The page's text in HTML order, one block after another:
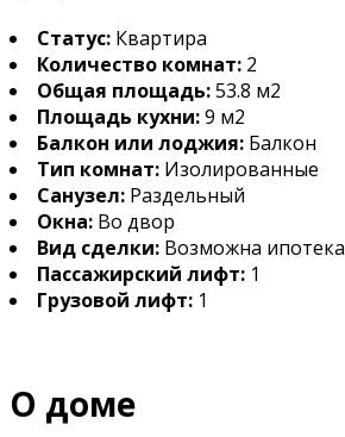
Статус: Квартира
Количество комнат: 2
Общая площадь:53.8 м2
Площадь кухни:9 м2
Балкон или лоджия: Балкон
Тип комнат: Изолированные
Санузел: Раздельный
Окна: Во двор
Вид сделки: Возможна ипотека
Пассажирский лифт: 1
Грузовой лифт: 1
О доме